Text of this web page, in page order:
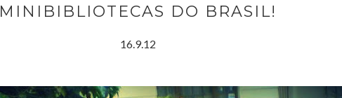
MINIBIBLIOTECAS DO BRASIL!
16.9.12